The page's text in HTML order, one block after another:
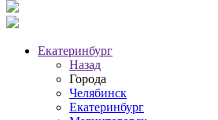
Екатеринбург
Назад
Города
Челябинск
Екатеринбург